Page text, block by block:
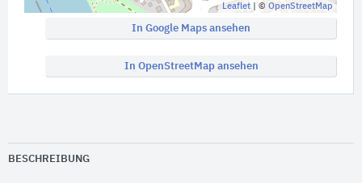
Leaflet| © OpenStreetMap
In Google Maps ansehen
In OpenStreetMap ansehen
BESCHREIBUNG